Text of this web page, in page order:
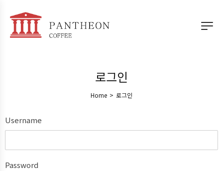
로그인
Home > 로그인
Username
Password